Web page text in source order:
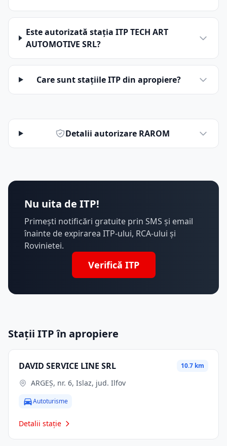
Este autorizată stația ITP TECH ART
AUTOMOTIVE SRL?
Care sunt stațiile ITP din apropiere?
Detalii autorizare RAROM
Nu uita de ITP!
Primești notificări gratuite prin SMS și email
înainte de expirarea ITP-ului, RCA-ului și
Rovinietei.
Verifică ITP
Stații ITP în apropiere
DAVID SERVICE LINE SRL 10.7 km
ARGEŞ, nr. 6, Islaz, jud. Ilfov
Autoturisme
Detalii stație